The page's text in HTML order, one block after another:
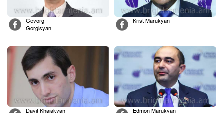
Gevorg
Gorgisyan
Krist Marukyan
Davit Khajakyan Edmon Marukyan